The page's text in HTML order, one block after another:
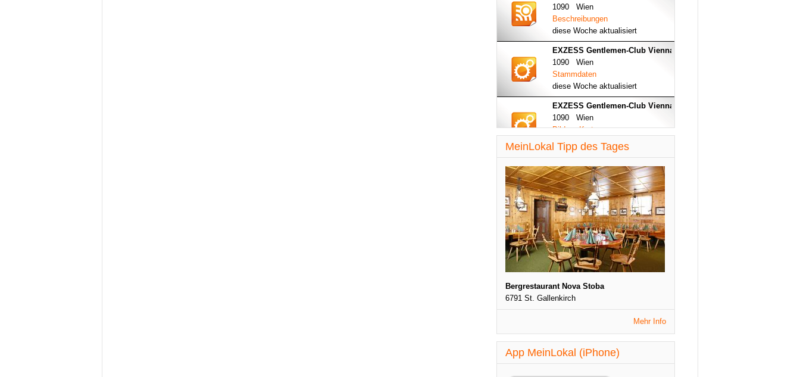
1090 Wien
Beschreibungen
diese Woche aktualisiert
EXZESS Gentlemen-Club Vienna
1090 Wien
Stammdaten
diese Woche aktualisiert
EXZESS Gentlemen-Club Vienna
1090 Wien
Bilder - Karte
diese Woche aktualisiert
1090 Wien
Veranstaltungen
diese Woche aktualisiert
MeinLokal Tipp des Tages
Bergrestaurant Nova Stoba
6791 St. Gallenkirch
Mehr Info
App MeinLokal (iPhone)